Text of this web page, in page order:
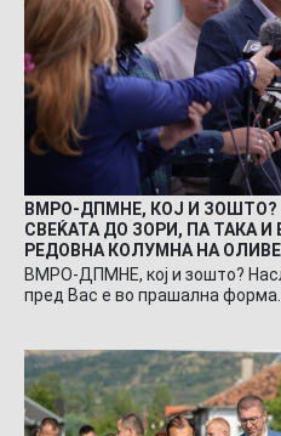
ВМРО-ДПМНЕ, КОЈ И ЗОШТО?
СВЕЌАТА ДО ЗОРИ, ПА ТАКА И
РЕДОВНА КОЛУМНА НА
ВМРО-ДПМНЕ, кој и зошто?
пред Вас е во прашална форма…